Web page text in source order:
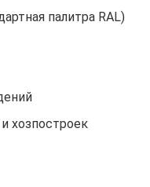
палитра RAL)
хозпостроек